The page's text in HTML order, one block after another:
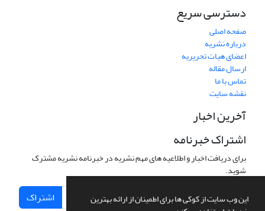
این وب سایت از کوکی ها برای اطمینان از ارائه بهترین
دسترسی سریع
صفحه اصلی
درباره نشریه
اعضای هیات تحریریه
ارسال مقاله
تماس با ما
نقشه سایت
آخرین اخبار
اشتراک خبرنامه
برای دریافت اخبار و اطلاعیه های مهم نشریه در خبرنامه نشریه مشترک
شوید.
اشتراک